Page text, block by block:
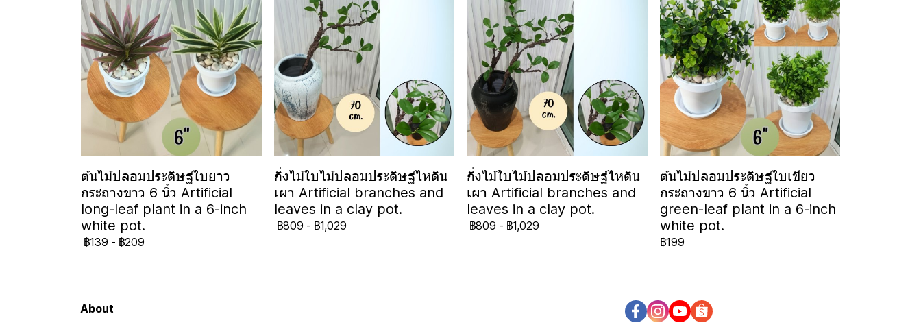
ต้นไม้ปลอมประดิษฐ์ใบยาว
กระถางขาว 6 นิ้ว Artificial
long-leaf plant in a 6-inch
white pot.
฿139 - ฿209
กิ่งไม้ใบไม้ปลอมประดิษฐ์ไหดิน
เผา Artificial branches and
leaves in a clay pot.
฿809 - ฿1,029
กิ่งไม้ใบไม้ปลอมประดิษฐ์ไหดิน
เผา Artificial branches and
leaves in a clay pot.
฿809 - ฿1,029
ต้นไม้ปลอมประดิษฐ์ใบเขียว
กระถางขาว 6 นิ้ว Artificial
green-leaf plant in a 6-inch
white pot.
฿199
About